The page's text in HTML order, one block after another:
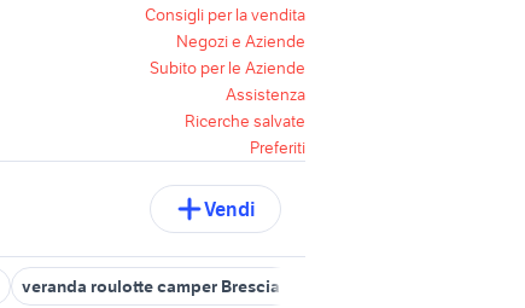
Consigli per la vendita
Negozi e Aziende
Subito per le Aziende
Assistenza
Ricerche salvate
Preferiti
Vendi
veranda roulotte camper Brescia provincia